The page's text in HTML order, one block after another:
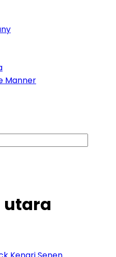
Manner
utara